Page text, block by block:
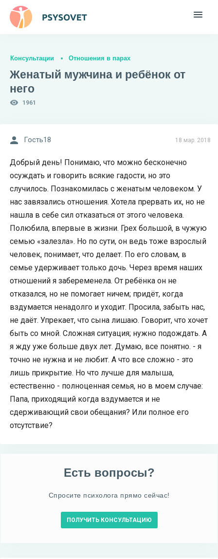
Консультации Отношения в парах
Женатый мужчина и ребёнок от
него
1961
18 мар. 2018
Гость18
Добрый день! Понимаю, что можно бесконечно
осуждать и говорить всякие гадости, но это
случилось. Познакомилась с женатым человеком. У
нас завязались отношения. Хотела прервать их, но не
нашла в себе сил отказаться от этого человека.
Полюбила, впервые в жизни. Грех большой, в чужую
семью «залезла». Но по сути, он ведь тоже взрослый
человек, понимает, что делает. По его словам, в
семье удерживает только дочь. Через время наших
отношений я забеременела. От ребёнка он не
отказался, но не помогает ничем; придёт, когда
вздумается ненадолго и уходит. Просила, забыть нас,
не даёт. Упрекает, что сына лишаю. Говорит, что хочет
быть со мной. Сложная ситуация; нужно подождать. А
я жду уже больше двух лет. Думаю, все понятно. - я
точно не нужна и не любит. А что все сложно - это
лишь прикрытие. Но что лучше для малыша,
естественно - полноценная семья, но в моем случае:
Папа, приходящий когда вздумается и не
сдерживающий свои обещания? Или полное его
отсутствие?
Есть вопросы?
Спросите психолога прямо сейчас!
ПОЛУЧИТЬ КОНСУЛЬТАЦИЮ